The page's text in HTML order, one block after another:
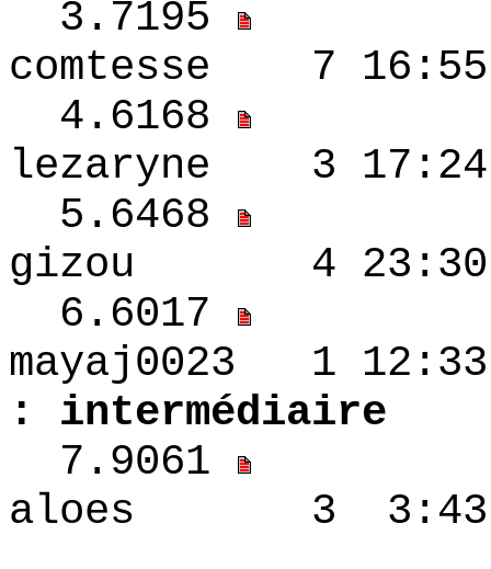
3.7195
comtesse 7
4.6168
lezaryne 3
5.6468
gizou 4 23:30
6.6017
mayaj0023
: intermédiaire
7.9061
aloes 3 3:43 -